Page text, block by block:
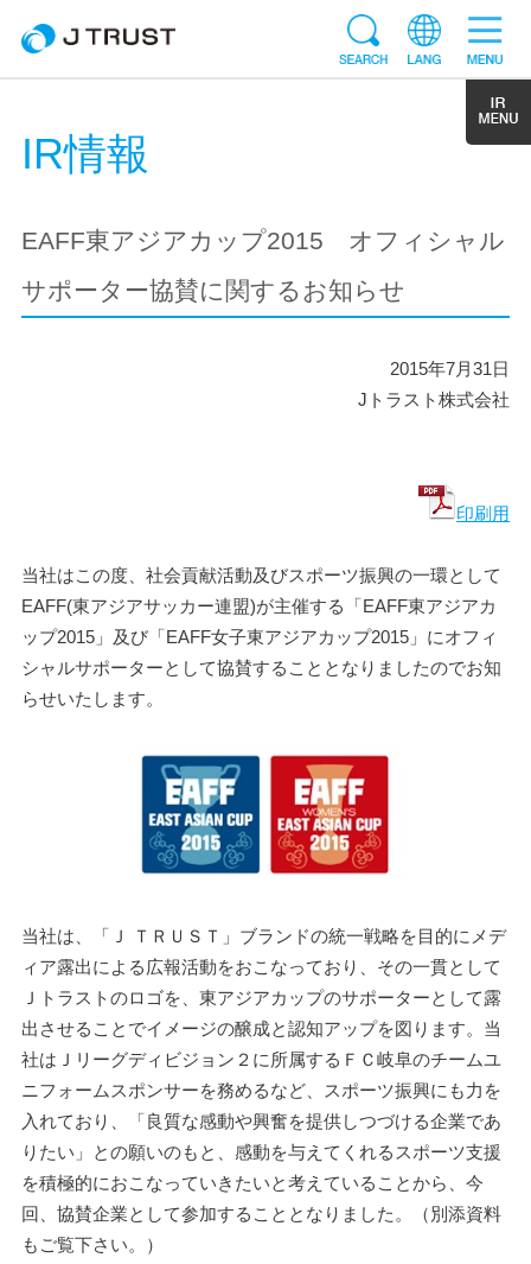
IR情報
EAFF東アジアカップ2015 オフィシャル
サポーター協賛に関するお知らせ
2015年7月31日
Jトラスト株式会社
印刷用
当社はこの度、社会貢献活動及びスポーツ振興の一環として
EAFF(東アジアサッカー連盟)が主催する「EAFF東アジアカ
ップ2015」及び「EAFF女子東アジアカップ2015」にオフィ
シャルサポーターとして協賛することとなりましたのでお知
らせいたします。
当社は、「Ｊ ＴＲＵＳＴ」ブランドの統一戦略を目的にメデ
ィア露出による広報活動をおこなっており、その一貫として
Ｊトラストのロゴを、東アジアカップのサポーターとして露
出させることでイメージの醸成と認知アップを図ります。当
社はＪリーグディビジョン２に所属するＦＣ岐阜のチームユ
ニフォームスポンサーを務めるなど、スポーツ振興にも力を
入れており、「良質な感動や興奮を提供しつづける企業であ
りたい」との願いのもと、感動を与えてくれるスポーツ支援
を積極的におこなっていきたいと考えていることから、今
回、協賛企業として参加することとなりました。（別添資料
もご覧下さい。）